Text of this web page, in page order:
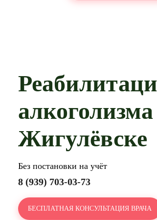
Жигулёвске
Без постановки на учёт
8 (939) 703-03-73
БЕСПЛАТНАЯ КОНСУЛЬТАЦИЯ ВРАЧА